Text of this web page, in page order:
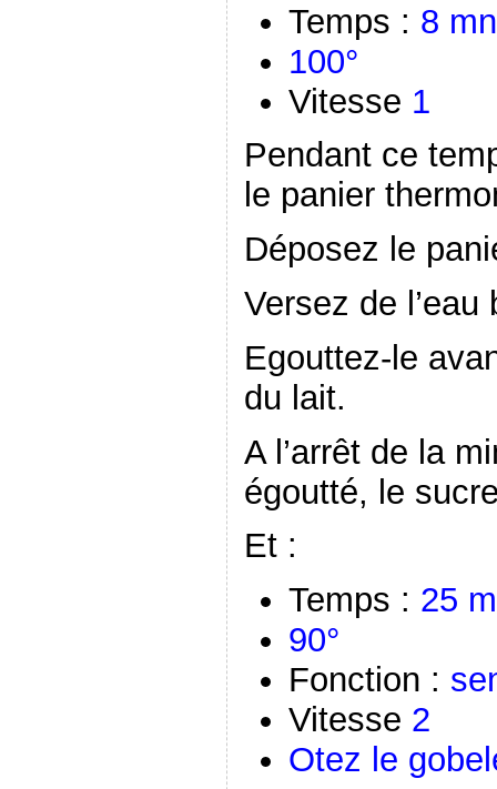
Temps : 8 mn
100°
Vitesse 1
Pendant ce
le panier
Déposez le
Versez de
Egouttez-le
du lait.
A l’arrêt de la
égoutté, le
Et :
Temps : 25
90°
Fonction :
Vitesse 2
Otez le